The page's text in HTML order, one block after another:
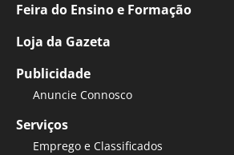
Feira do Ensino e Formação
Loja da Gazeta
Publicidade
Anuncie Connosco
Serviços
Emprego e Classificados